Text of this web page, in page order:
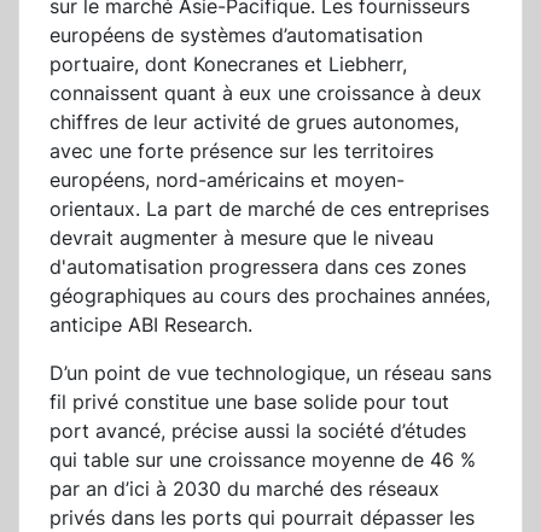
sur le marché Asie-Pacifique. Les fournisseurs
européens de systèmes d’automatisation
portuaire, dont Konecranes et Liebherr,
connaissent quant à eux une croissance à deux
chiffres de leur activité de grues autonomes,
avec une forte présence sur les territoires
européens, nord-américains et moyen-
orientaux. La part de marché de ces entreprises
devrait augmenter à mesure que le niveau
d'automatisation progressera dans ces zones
géographiques au cours des prochaines années,
anticipe ABI Research.
D’un point de vue technologique, un réseau sans
fil privé constitue une base solide pour tout
port avancé, précise aussi la société d’études
qui table sur une croissance moyenne de 46 %
par an d’ici à 2030 du marché des réseaux
privés dans les ports qui pourrait dépasser les